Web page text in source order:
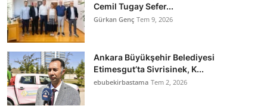
Cemil Tugay Sefer...
Gürkan Genç Tem 9, 2026
Ankara Büyükşehir Belediyesi
Etimesgut’ta Sivrisinek, K...
ebubekirbastama Tem 2, 2026